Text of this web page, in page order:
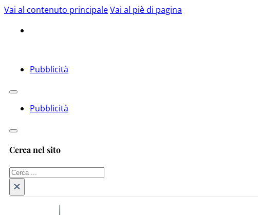
Vai al contenuto principaleVai al piè di pagina
Pubblicità
Pubblicità
Cerca nel sito
Cerca
×